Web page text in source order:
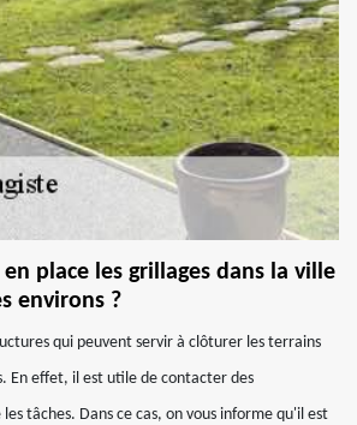
place les grillages dans la ville
environs ?
qui peuvent servir à clôturer les terrains
En effet, il est utile de contacter des
tâches. Dans ce cas, on vous informe qu'il est